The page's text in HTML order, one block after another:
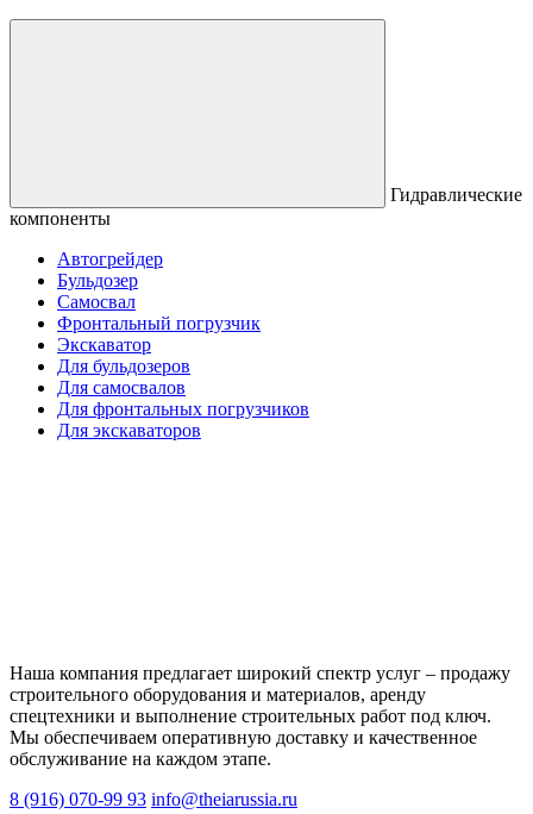
Гидравлические
компоненты
Автогрейдер
Бульдозер
Самосвал
Фронтальный погрузчик
Экскаватор
Для бульдозеров
Для самосвалов
Для фронтальных погрузчиков
Для экскаваторов
Наша компания предлагает широкий спектр услуг – продажу
строительного оборудования и материалов, аренду
спецтехники и выполнение строительных работ под ключ.
Мы обеспечиваем оперативную доставку и качественное
обслуживание на каждом этапе.
8 (916) 070-99 93 info@theiarussia.ru